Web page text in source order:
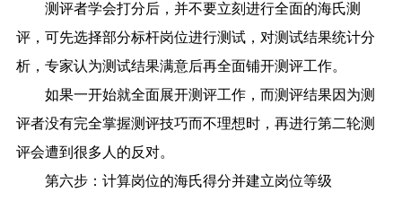
测评者学会打分后，并不要立刻进行全面的海氏测
评，可先选择部分标杆岗位进行测试，对测试结果统计分
析，专家认为测试结果满意后再全面铺开测评工作。
如果一开始就全面展开测评工作，而测评结果因为测
评者没有完全掌握测评技巧而不理想时，再进行第二轮测
评会遭到很多人的反对。
第六步：计算岗位的海氏得分并建立岗位等级